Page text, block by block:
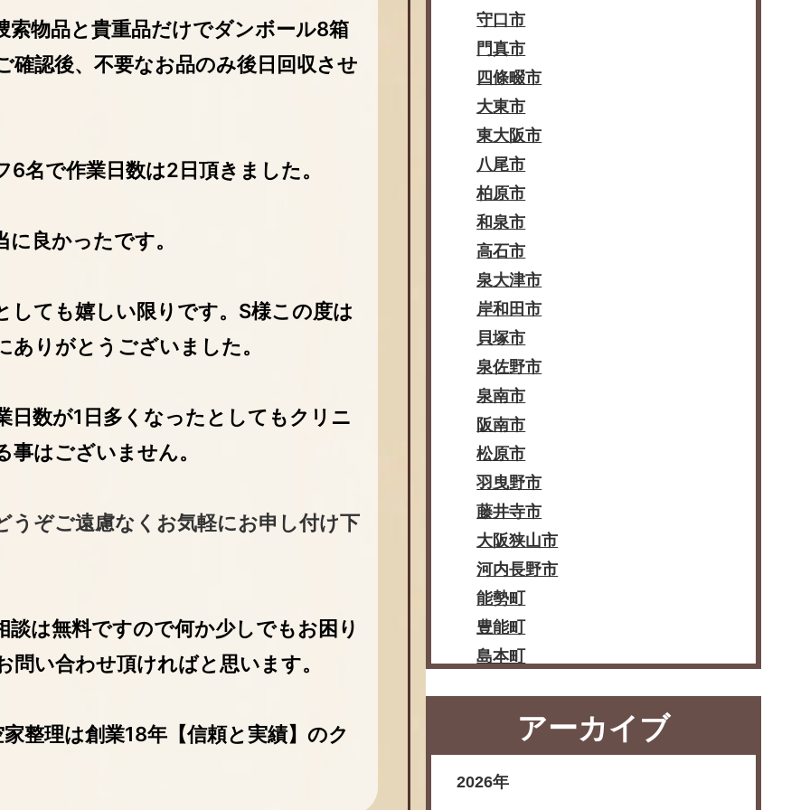
物品と貴重品だけでダンボール8箱
認後、不要なお品のみ後日回収させ
名で作業日数は2日頂きました。
良かったです。
しても嬉しい限りです。S様この度は
りがとうございました。
日数が1日多くなったとしてもクリニ
はございません。
うぞご遠慮なくお気軽にお申し付け下
は無料ですので何か少しでもお困り
い合わせ頂ければと思います。
整理は創業18年【信頼と実績】のク
守口市
門真市
四條畷市
大東市
東大阪市
八尾市
柏原市
和泉市
高石市
泉大津市
岸和田市
貝塚市
泉佐野市
泉南市
阪南市
松原市
羽曳野市
藤井寺市
大阪狭山市
河内長野市
能勢町
豊能町
島本町
熊取町
田尻町
岬町
アーカイブ
2026年